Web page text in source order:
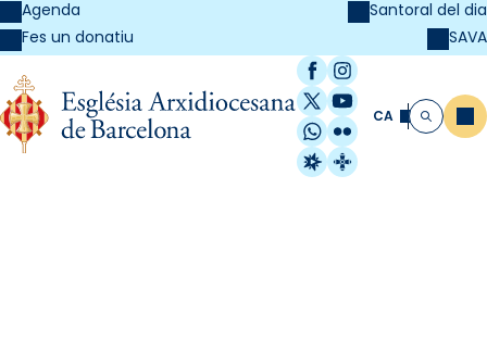
Agenda
Fes un donatiu
Santoral del dia
SAVA
Facebook
Instagram
X / Twitter
YouTube
WhatsApp
Flickr
Radio Estel
Catalunya
CA Cerca